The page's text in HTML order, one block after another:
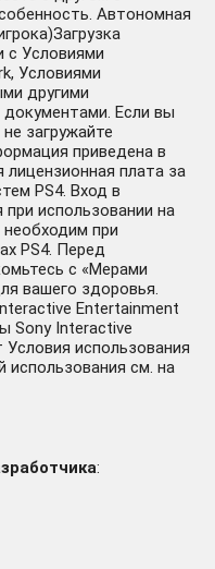
Автономная
с Условиями
Условиями
другими
Если вы
загружайте
приведена в
лицензионная плата за
PS4. Вход в
использовании на
при
PS4. Перед
с «Мерами
вашего здоровья.
Entertainment
Sony Interactive
использования
использования см. на
: